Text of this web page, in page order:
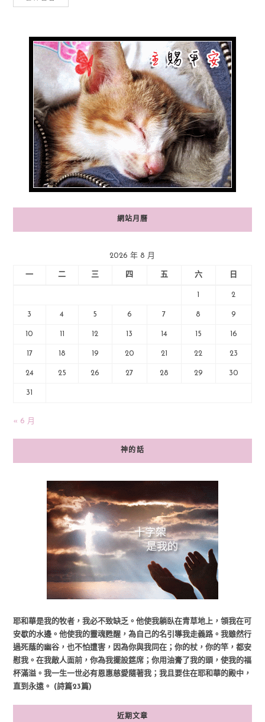
網站月曆
2026 年 8 月
一 二 三 四 五 六 日
2
3 4 5 6 7 8 9
10 12 13 14 15 16
17 18 19 20 21 22 23
24 25 26 27 28 29 30
31
« 6 月
神的話
耶和華是我的牧者，我必不致缺乏。他使我躺臥在青草地上，領我在可
安歇的水邊。他使我的靈魂甦醒，為自己的名引導我走義路。我雖然行
過死蔭的幽谷，也不怕遭害，因為你與我同在；你的杖，你的竿，都安
慰我。在我敵人面前，你為我擺設筵席；你用油膏了我的頭，使我的福
杯滿溢。我一生一世必有恩惠慈愛隨著我；我且要住在耶和華的殿中，
直到永遠。 (詩篇23篇)
近期文章